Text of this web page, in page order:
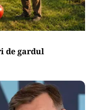
de gardul